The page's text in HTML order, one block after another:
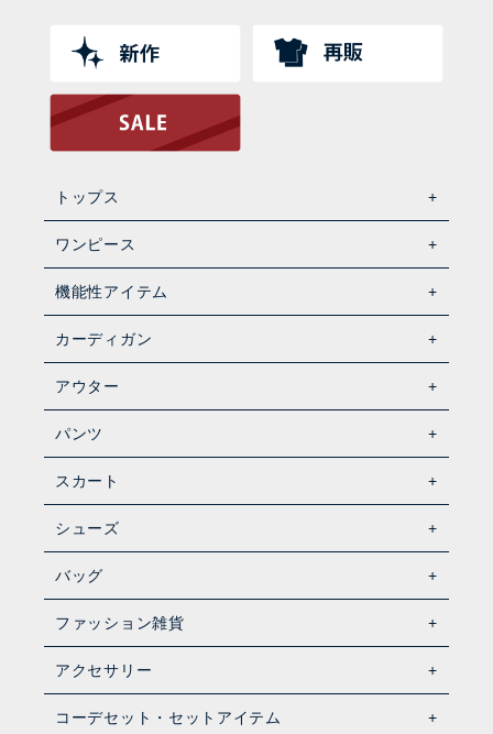
トップス
ワンピース
機能性アイテム
カーディガン
アウター
パンツ
スカート
シューズ
バッグ
ファッション雑貨
アクセサリー
コーデセット・セットアイテム